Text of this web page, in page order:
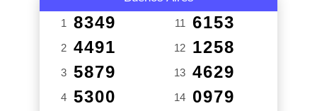
1 8349
2 4491
3 5879
4 5300
11 6153
12 1258
13 4629
14 0979